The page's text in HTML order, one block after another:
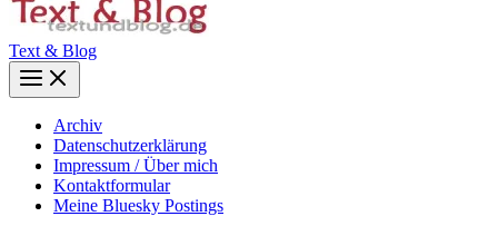
Text & Blog
Main
Menu
Archiv
Datenschutzerklärung
Impressum / Über mich
Kontaktformular
Meine Bluesky Postings